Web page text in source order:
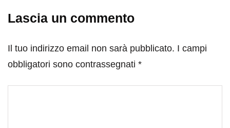
Lascia un commento
Il tuo indirizzo email non sarà pubblicato. I campi
obbligatori sono contrassegnati *